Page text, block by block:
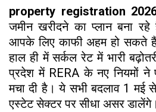
property registration
जमीन खरीदने का प्लान बना
आपके लिए काफी अहम हो सकते
हाल ही में सर्कल रेट में भारी
प्रदेश में RERA के नए नियमों ने
मचा दी है। ये सभी बदलाव 1 मई
एस्टेट सेक्टर पर सीधा असर डालेंगे।